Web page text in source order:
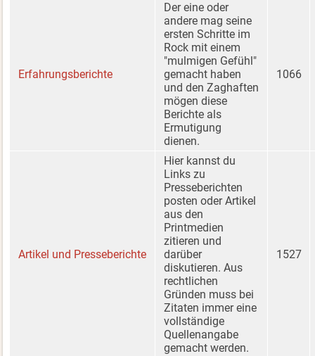
Erfahrungsberichte
Der eine oder
andere mag seine
ersten Schritte im
Rock mit einem
"mulmigen Gefühl"
gemacht haben
und den Zaghaften
mögen diese
Berichte als
Ermutigung
dienen.
1066
Artikel und Presseberichte
Hier kannst du
Links zu
Presseberichten
posten oder Artikel
aus den
Printmedien
zitieren und
darüber
diskutieren. Aus
rechtlichen
Gründen muss bei
Zitaten immer eine
vollständige
Quellenangabe
gemacht werden.
1527